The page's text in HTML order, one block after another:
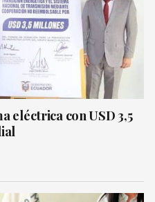
eléctrica con USD 3,5